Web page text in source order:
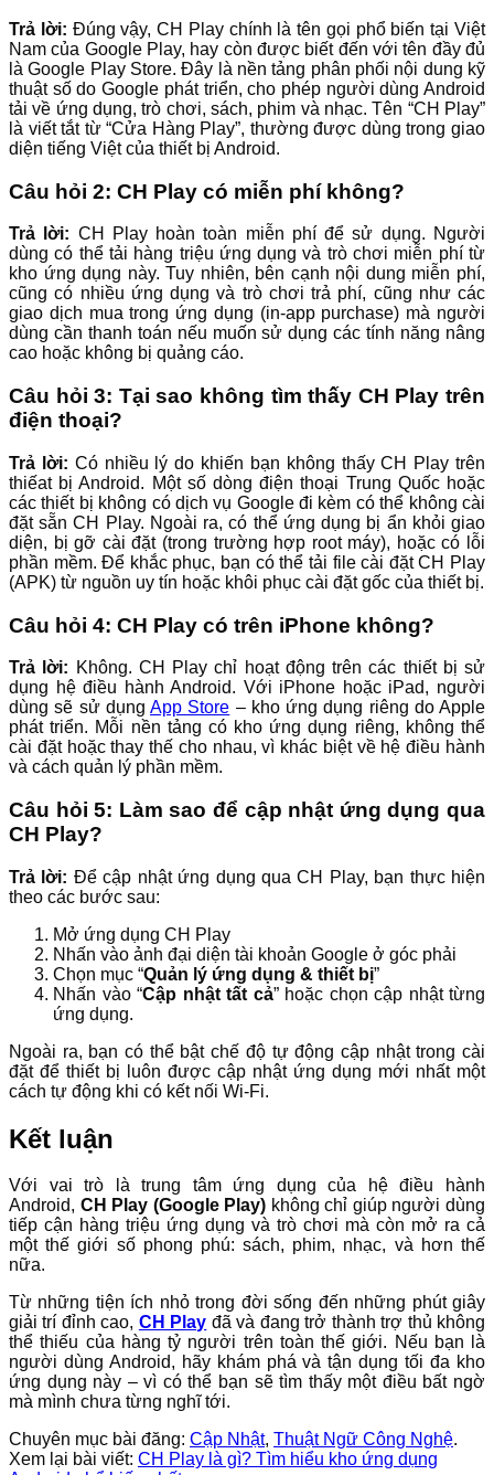
Trả lời: Đúng vậy, CH Play chính là tên gọi phổ biến tại Việt
Nam của Google Play, hay còn được biết đến với tên đầy đủ
là Google Play Store. Đây là nền tảng phân phối nội dung kỹ
thuật số do Google phát triển, cho phép người dùng Android
tải về ứng dụng, trò chơi, sách, phim và nhạc. Tên “CH Play”
là viết tắt từ “Cửa Hàng Play”, thường được dùng trong giao
diện tiếng Việt của thiết bị Android.
Câu hỏi 2: CH Play có miễn phí không?
Trả lời: CH Play hoàn toàn miễn phí để sử dụng. Người
dùng có thể tải hàng triệu ứng dụng và trò chơi miễn phí từ
kho ứng dụng này. Tuy nhiên, bên cạnh nội dung miễn phí,
cũng có nhiều ứng dụng và trò chơi trả phí, cũng như các
giao dịch mua trong ứng dụng (in-app purchase) mà người
dùng cần thanh toán nếu muốn sử dụng các tính năng nâng
cao hoặc không bị quảng cáo.
Câu hỏi 3: Tại sao không tìm thấy CH Play trên
điện thoại?
Trả lời: Có nhiều lý do khiến bạn không thấy CH Play trên
thiếat bị Android. Một số dòng điện thoại Trung Quốc hoặc
các thiết bị không có dịch vụ Google đi kèm có thể không cài
đặt sẵn CH Play. Ngoài ra, có thể ứng dụng bị ẩn khỏi giao
diện, bị gỡ cài đặt (trong trường hợp root máy), hoặc có lỗi
phần mềm. Để khắc phục, bạn có thể tải file cài đặt CH Play
(APK) từ nguồn uy tín hoặc khôi phục cài đặt gốc của thiết bị.
Câu hỏi 4: CH Play có trên iPhone không?
Trả lời: Không. CH Play chỉ hoạt động trên các thiết bị sử
dụng hệ điều hành Android. Với iPhone hoặc iPad, người
dùng sẽ sử dụng App Store – kho ứng dụng riêng do Apple
phát triển. Mỗi nền tảng có kho ứng dụng riêng, không thể
cài đặt hoặc thay thế cho nhau, vì khác biệt về hệ điều hành
và cách quản lý phần mềm.
Câu hỏi 5: Làm sao để cập nhật ứng dụng qua
CH Play?
Trả lời: Để cập nhật ứng dụng qua CH Play, bạn thực hiện
theo các bước sau:
Mở ứng dụng CH Play
Nhấn vào ảnh đại diện tài khoản Google ở góc phải
Chọn mục “Quản lý ứng dụng & thiết bị”
Nhấn vào “Cập nhật tất cả” hoặc chọn cập nhật từng
ứng dụng.
Ngoài ra, bạn có thể bật chế độ tự động cập nhật trong cài
đặt để thiết bị luôn được cập nhật ứng dụng mới nhất một
cách tự động khi có kết nối Wi-Fi.
Kết luận
Với vai trò là trung tâm ứng dụng của hệ điều hành
Android, CH Play (Google Play) không chỉ giúp người dùng
tiếp cận hàng triệu ứng dụng và trò chơi mà còn mở ra cả
một thế giới số phong phú: sách, phim, nhạc, và hơn thế
nữa.
Từ những tiện ích nhỏ trong đời sống đến những phút giây
giải trí đỉnh cao, CH Play đã và đang trở thành trợ thủ không
thể thiếu của hàng tỷ người trên toàn thế giới. Nếu bạn là
người dùng Android, hãy khám phá và tận dụng tối đa kho
ứng dụng này – vì có thể bạn sẽ tìm thấy một điều bất ngờ
mà mình chưa từng nghĩ tới.
Chuyên mục bài đăng: Cập Nhật, Thuật Ngữ Công Nghệ.
Xem lại bài viết: CH Play là gì? Tìm hiểu kho ứng dụng